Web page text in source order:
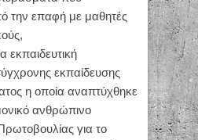
την επαφή με μαθητές
εκπαιδευτική
εκπαίδευσης
η οποία αναπτύχθηκε
ανθρώπινο
για το